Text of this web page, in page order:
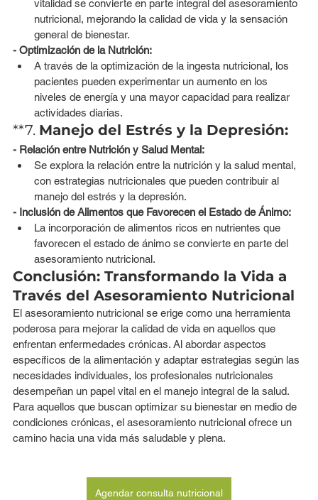
vitalidad se convierte en parte integral del asesoramiento
nutricional, mejorando la calidad de vida y la sensación
general de bienestar.
- Optimización de la Nutrición:
A través de la optimización de la ingesta nutricional, los
pacientes pueden experimentar un aumento en los
niveles de energía y una mayor capacidad para realizar
actividades diarias.
**7. Manejo del Estrés y la Depresión:
- Relación entre Nutrición y Salud Mental:
Se explora la relación entre la nutrición y la salud mental,
con estrategias nutricionales que pueden contribuir al
manejo del estrés y la depresión.
- Inclusión de Alimentos que Favorecen el Estado de Ánimo:
La incorporación de alimentos ricos en nutrientes que
favorecen el estado de ánimo se convierte en parte del
asesoramiento nutricional.
Conclusión: Transformando la Vida a
Través del Asesoramiento Nutricional
El asesoramiento nutricional se erige como una herramienta
poderosa para mejorar la calidad de vida en aquellos que
enfrentan enfermedades crónicas. Al abordar aspectos
específicos de la alimentación y adaptar estrategias según las
necesidades individuales, los profesionales nutricionales
desempeñan un papel vital en el manejo integral de la salud.
Para aquellos que buscan optimizar su bienestar en medio de
condiciones crónicas, el asesoramiento nutricional ofrece un
camino hacia una vida más saludable y plena.
Agendar consulta nutricional